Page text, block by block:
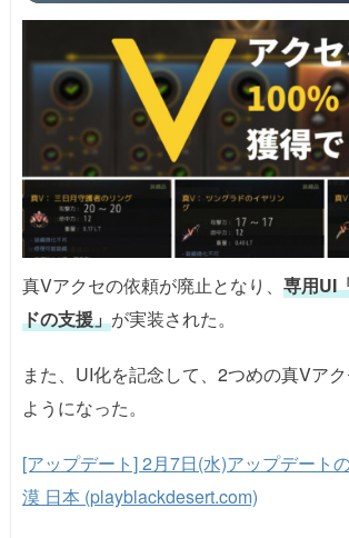
真Vアクセの依頼が廃止となり、 専用UI
ドの支援」が実装された。
また、UI化を記念して、2つめの真Vア
ようになった。
[アップデート] 2月7日(水)アップデート
漠 日本 (playblackdesert.com)